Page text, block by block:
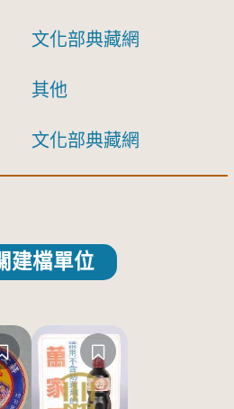
文化部典藏網
其他
文化部典藏網
建檔單位